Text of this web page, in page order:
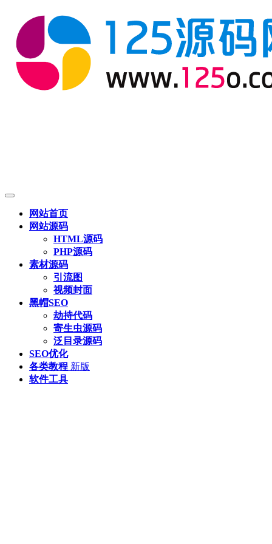
网站首页
网站源码
HTML源码
PHP源码
素材源码
引流图
视频封面
黑帽SEO
劫持代码
寄生虫源码
泛目录源码
SEO优化
各类教程 新版
软件工具